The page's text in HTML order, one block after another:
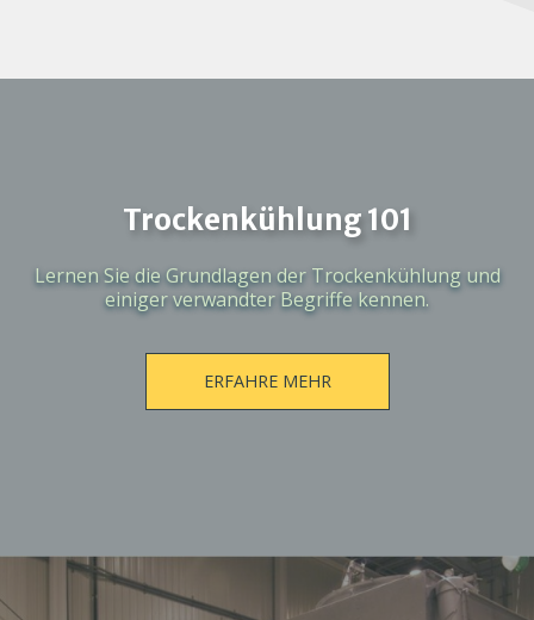
Trockenkühlung 101
Lernen Sie die Grundlagen der Trockenkühlung und
einiger verwandter Begriffe kennen.
ERFAHRE MEHR